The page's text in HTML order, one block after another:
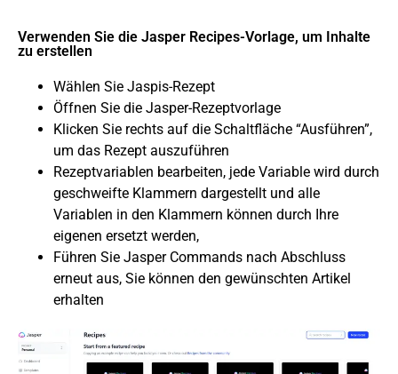
Verwenden Sie die Jasper Recipes-Vorlage, um Inhalte
zu erstellen
Wählen Sie Jaspis-Rezept
Öffnen Sie die Jasper-Rezeptvorlage
Klicken Sie rechts auf die Schaltfläche “Ausführen”,
um das Rezept auszuführen
Rezeptvariablen bearbeiten, jede Variable wird durch
geschweifte Klammern dargestellt und alle
Variablen in den Klammern können durch Ihre
eigenen ersetzt werden,
Führen Sie Jasper Commands nach Abschluss
erneut aus, Sie können den gewünschten Artikel
erhalten